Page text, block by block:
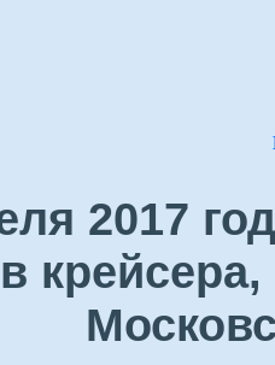
2017